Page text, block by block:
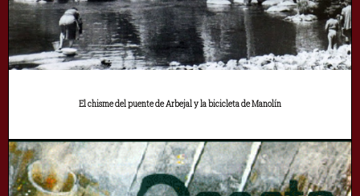
El chisme del puente de Arbejal y la bicicleta de Manolín